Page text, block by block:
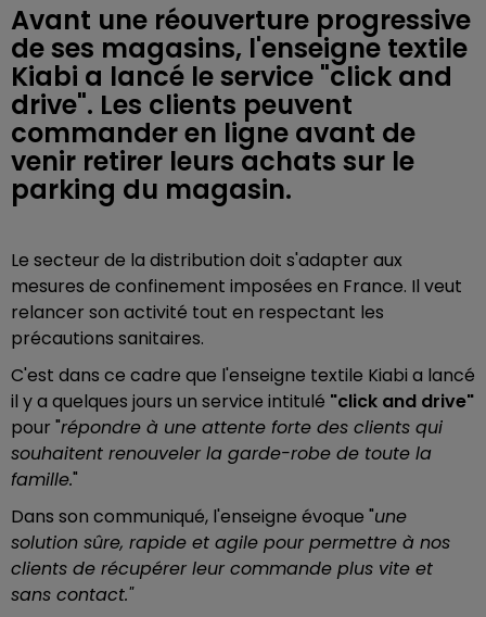
Avant une réouverture progressive
de ses magasins, l'enseigne textile
Kiabi a lancé le service "click and
drive". Les clients peuvent
commander en ligne avant de
venir retirer leurs achats sur le
parking du magasin.
Le secteur de la distribution doit s'adapter aux
mesures de confinement imposées en France. Il veut
relancer son activité tout en respectant les
précautions sanitaires.
C'est dans ce cadre que l'enseigne textile Kiabi a lancé
il y a quelques jours un service intitulé "click and drive"
pour "répondre à une attente forte des clients qui
souhaitent renouveler la garde-robe de toute la
famille."
Dans son communiqué, l'enseigne évoque "une
solution sûre, rapide et agile pour permettre à nos
clients de récupérer leur commande plus vite et
sans contact."